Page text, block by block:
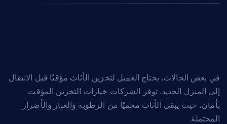
في بعض الحالات، يحتاج العميل لتخزين الأثاث مؤقتًا قبل الانتقال
إلى المنزل الجديد. توفر الشركات خيارات التخزين المؤقت
بأمان، حيث يبقى الأثاث محميًا من الرطوبة والغبار والأضرار
المحتملة.